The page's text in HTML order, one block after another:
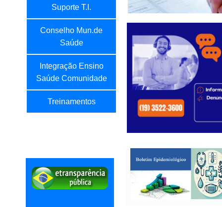
Suporte T.I.
Conselho Mun.de
Saúde
Integração Ensino
Saúde Comunidade
Treinamentos